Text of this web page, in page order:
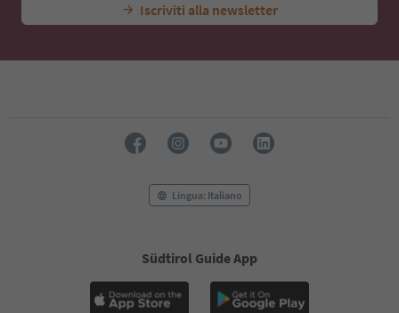
Iscriviti alla newsletter
Lingua: Italiano
Südtirol Guide App